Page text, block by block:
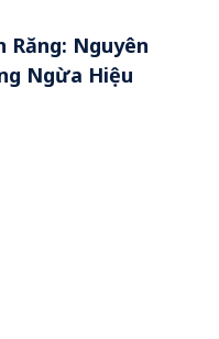
Răng: Nguyên
Ngừa Hiệu